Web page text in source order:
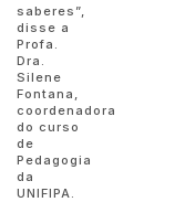
saberes”,
disse a
Profa.
Dra.
Silene
Fontana,
coordenadora
do curso
de
Pedagogia
da
UNIFIPA.